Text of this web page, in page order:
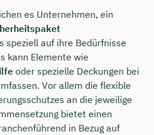
es Unternehmen, ein
speziell auf ihre Bedürfnisse
kann Elemente wie
oder spezielle Deckungen bei
Vor allem die flexible
an die jeweilige
bietet einen
in Bezug auf